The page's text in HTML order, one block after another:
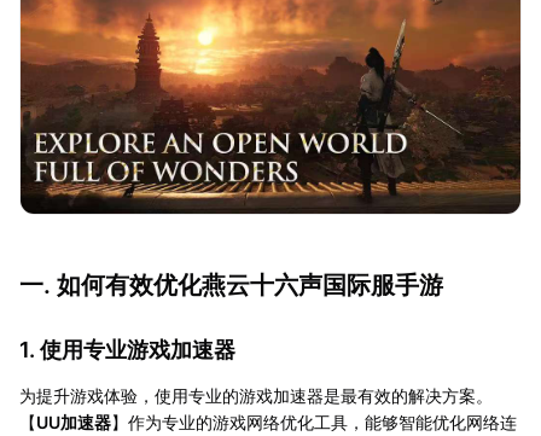
一. 如何有效优化燕云十六声国际服手游
1. 使用专业游戏加速器
为提升游戏体验，使用专业的游戏加速器是最有效的解决方案。
【UU加速器】作为专业的游戏网络优化工具，能够智能优化网络连